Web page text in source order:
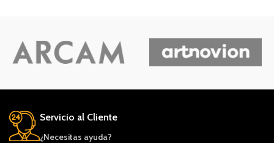
Servicio al Cliente
¿Necesitas ayuda?